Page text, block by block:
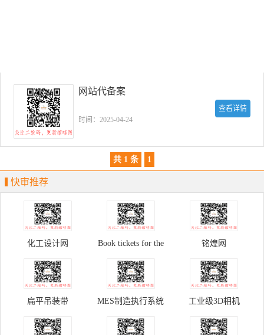
网站代备案
时间：2025-04-24
查看详情
共 1 条 1
快审推荐
化工设计网 Book tickets for the
Palace Museum
铭煌网
扁平吊装带 MES制造执行系统 工业级3D相机